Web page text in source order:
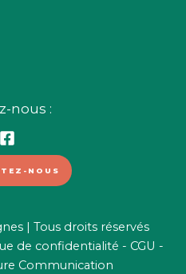
nous :
NOUS
| Tous droits réservés
de confidentialité - CGU -
Communication